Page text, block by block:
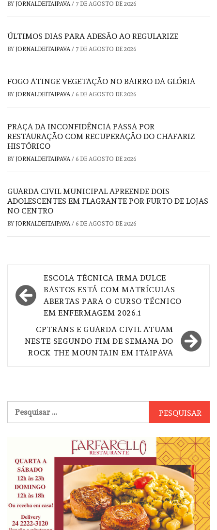
BY JORNALDEITAIPAVA/ 7 DE AGOSTO DE 2026
ÚLTIMOS DIAS PARA ADESÃO AO REGULARIZE
BY JORNALDEITAIPAVA/ 7 DE AGOSTO DE 2026
FOGO ATINGE VEGETAÇÃO NO BAIRRO DA GLÓRIA
BY JORNALDEITAIPAVA/ 6 DE AGOSTO DE 2026
PRAÇA DA INCONFIDÊNCIA PASSA POR
RESTAURAÇÃO COM RECUPERAÇÃO DO CHAFARIZ
HISTÓRICO
BY JORNALDEITAIPAVA/ 6 DE AGOSTO DE 2026
GUARDA CIVIL MUNICIPAL APREENDE DOIS
ADOLESCENTES EM FLAGRANTE POR FURTO DE LOJAS
NO CENTRO
BY JORNALDEITAIPAVA/ 6 DE AGOSTO DE 2026
Navegação
de
Post
ESCOLA TÉCNICA IRMÃ DULCE
BASTOS ESTÁ COM MATRÍCULAS
ABERTAS PARA O CURSO TÉCNICO
EM ENFERMAGEM 2026.1
CPTRANS E GUARDA CIVIL ATUAM
NESTE SEGUNDO FIM DE SEMANA DO
ROCK THE MOUNTAIN EM ITAIPAVA